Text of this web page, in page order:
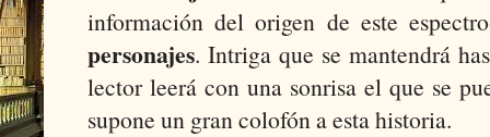
información del origen de este
personajes. Intriga que se mantendrá
lector leerá con una sonrisa el que se
supone un gran colofón a esta historia.